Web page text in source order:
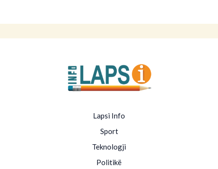
Lapsi Info
Sport
Teknologji
Politikë